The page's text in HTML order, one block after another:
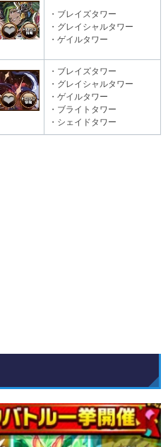
・ブレイズタワー
・グレイシャルタワー
・ゲイルタワー
・ブレイズタワー
・グレイシャルタワー
・ゲイルタワー
・ブライトタワー
・シェイドタワー